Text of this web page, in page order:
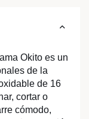
Okito es un
de la
de 16
cortar o
cómodo,